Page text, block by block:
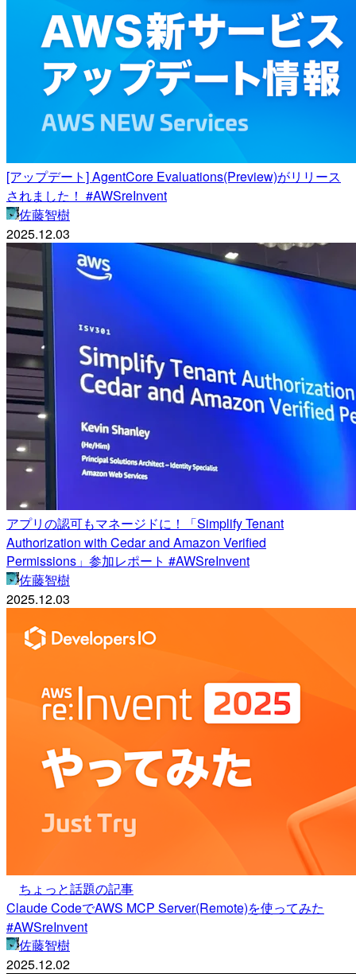
[アップデート] AgentCore Evaluations(Preview)がリリース
されました！ #AWSreInvent
佐藤智樹
2025.12.03
アプリの認可もマネージドに！「Simplify Tenant
Authorization with Cedar and Amazon Verified
Permissions」参加レポート #AWSreInvent
佐藤智樹
2025.12.03
ちょっと話題の記事
Claude CodeでAWS MCP Server(Remote)を使ってみた
#AWSreInvent
佐藤智樹
2025.12.02